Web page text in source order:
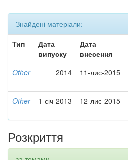
Знайдені матеріали:
Тип
Дата
випуску
Дата
внесення
Other 2014 11-лис-2015
Other 1-січ-2013 12-лис-2015
Розкриття